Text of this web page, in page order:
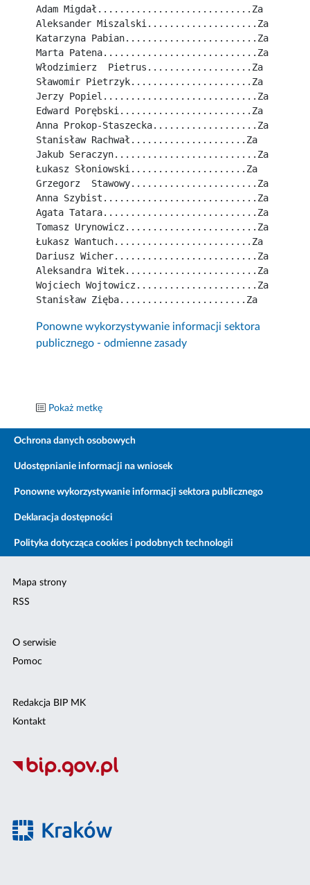
Adam Migdał............................Za
Aleksander Miszalski....................Za
Katarzyna Pabian........................Za
Marta Patena............................Za
Włodzimierz  Pietrus...................Za
Sławomir Pietrzyk......................Za
Jerzy Popiel............................Za
Edward Porębski........................Za
Anna Prokop-Staszecka...................Za
Stanisław Rachwał.....................Za
Jakub Seraczyn..........................Za
Łukasz Słoniowski.....................Za
Grzegorz  Stawowy.......................Za
Anna Szybist............................Za
Agata Tatara............................Za
Tomasz Urynowicz........................Za
Łukasz Wantuch.........................Za
Dariusz Wicher..........................Za
Aleksandra Witek........................Za
Wojciech Wojtowicz......................Za
Stanisław Zięba.......................Za
Ponowne wykorzystywanie informacji sektora
publicznego - odmienne zasady
Pokaż metkę
Ochrona danych osobowych
Udostępnianie informacji na wniosek
Ponowne wykorzystywanie informacji sektora publicznego
Deklaracja dostępności
Polityka dotycząca cookies i podobnych technologii
Mapa strony
RSS
O serwisie
Pomoc
Redakcja BIP MK
Kontakt